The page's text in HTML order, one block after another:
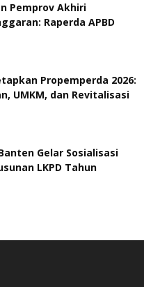
Pemprov Akhiri
Raperda APBD
Propemperda 2026:
UMKM, dan Revitalisasi
Gelar Sosialisasi
LKPD Tahun